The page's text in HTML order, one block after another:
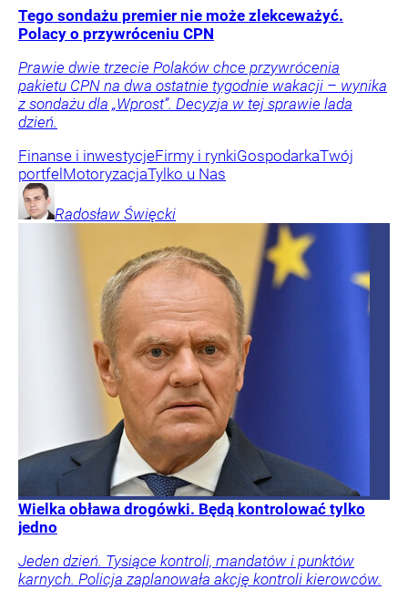
Tego sondażu premier nie może zlekceważyć.
Polacy o przywróceniu CPN
Prawie dwie trzecie Polaków chce przywrócenia
pakietu CPN na dwa ostatnie tygodnie wakacji – wynika
z sondażu dla „Wprost”. Decyzja w tej sprawie lada
dzień.
Finanse i inwestycjeFirmy i rynkiGospodarkaTwój
portfel MotoryzacjaTylko u Nas
Radosław Święcki
Wielka obława drogówki. Będą kontrolować tylko
jedno
Jeden dzień. Tysiące kontroli, mandatów i punktów
karnych. Policja zaplanowała akcję kontroli kierowców.